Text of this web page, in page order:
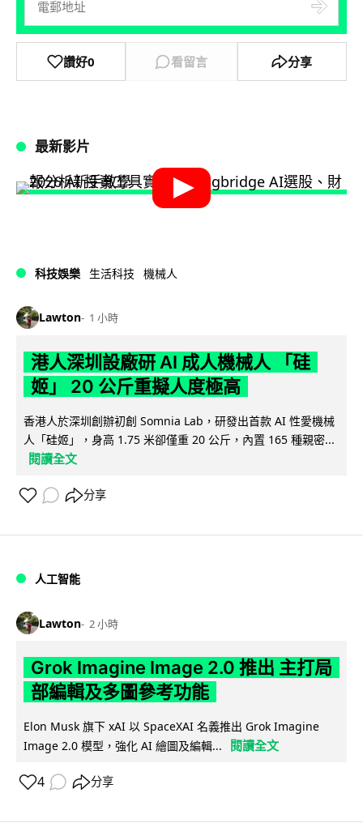
讚好0 看留言 分享
最新影片
科技娛樂 生活科技 機械人
Lawton 1 小時
港人深圳設廠研 AI 成人機械人 「硅
姬」 20 公斤重擬人度極高
香港人於深圳創辦初創 Somnia Lab，研發出首款 AI 性愛機械
人「硅姬」，身高 1.75 米卻僅重 20 公斤，內置 165 種親密...
閱讀全文
分享
人工智能
Lawton 2 小時
Grok Imagine Image 2.0 推出 主打局
部編輯及多圖參考功能
Elon Musk 旗下 xAI 以 SpaceXAI 名義推出 Grok Imagine
Image 2.0 模型，強化 AI 繪圖及編輯...
閱讀全文
4 分享